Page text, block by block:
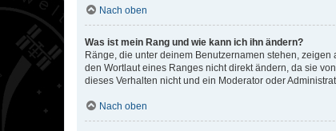
Nach oben
Was ist mein Rang und wie kann ich ihn ändern?
Ränge, die unter deinem Benutzernamen stehen,
den Wortlaut eines Ranges nicht direkt ändern, da sie
dieses Verhalten nicht und ein Moderator oder
Nach oben